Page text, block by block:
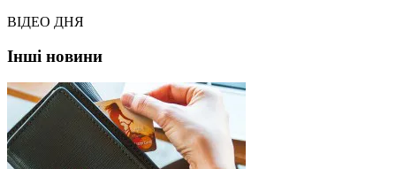
ВІДЕО ДНЯ
Інші новини